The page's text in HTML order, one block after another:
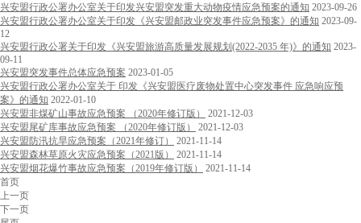
兴安盟行政公署办公室关于印发兴安盟突发重大动物疫情应急预案的通知 2023-09-26
兴安盟行政公署办公室关于印发《兴安盟邮政业突发事件应急预案》的通知 2023-09-
12
兴安盟行政公署关于印发《兴安盟旅游高质量发展规划(2022-2035 年)》的通知 2023-
09-11
兴安盟突发事件总体应急预案 2023-01-05
兴安盟行政公署办公室关于 印发《兴安盟医疗废物处置中心突发事件 应急响应预
案》的通知 2022-01-10
兴安盟非煤矿山事故应急预案 （2020年修订版）
2021-12-03
兴安盟尾矿库事故应急预案 （2020年修订版）
2021-12-03
兴安盟防汛抗旱应急预案（2021年修订）
2021-11-14
兴安盟森林草原火灾应急预案（2021版）
2021-11-14
兴安盟烟花爆竹事故应急预案（2019年修订版）
2021-11-14
首页
上一页
下一页